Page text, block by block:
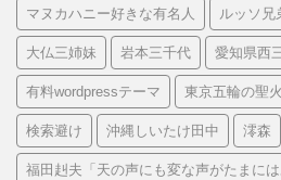
マヌカハニー好きな有名人 ルッソ兄
大仏三姉妹 岩本三千代 愛知県西
有料wordpressテーマ 東京五輪の聖
検索避け 沖縄しいたけ田中 澪森
福田赳夫「天の声にも変な声がたまには